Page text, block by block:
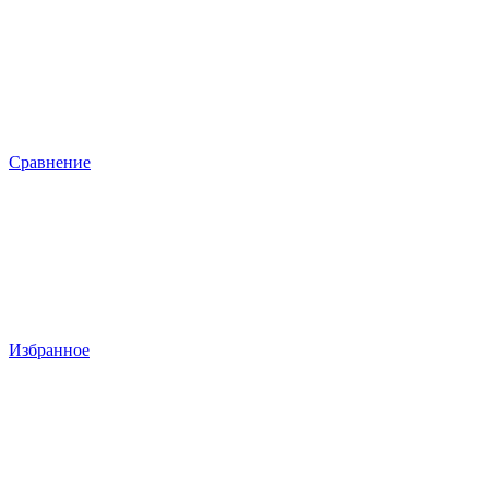
Сравнение
Избранное